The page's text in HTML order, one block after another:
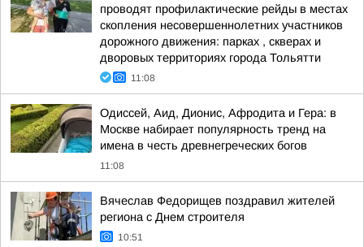
проводят профилактические рейды в местах
скопления несовершеннолетних участников
дорожного движения: парках , скверах и
дворовых территориях города Тольятти
11:08
Одиссей, Аид, Дионис, Афродита и Гера: в
Москве набирает популярность тренд на
имена в честь древнегреческих богов
11:08
Вячеслав Федорищев поздравил жителей
региона с Днем строителя
10:51